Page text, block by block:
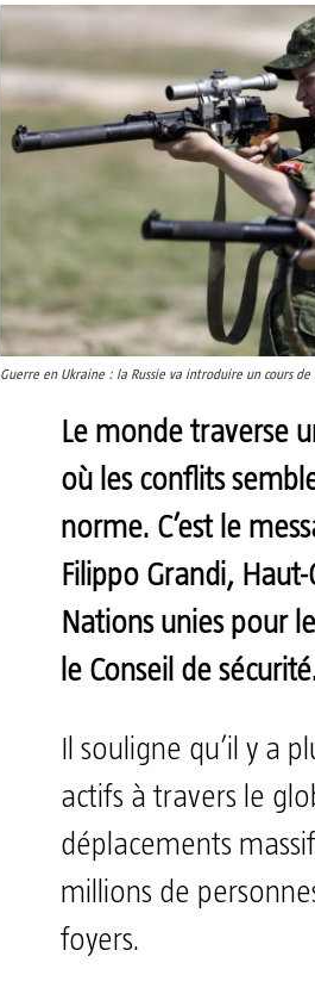
Guerre en Ukraine : la Russie va introduire un cours
Le monde traverse
où les conflits
norme. C’est le
Filippo Grandi,
Nations unies pour
le Conseil de
Il souligne qu’il y a
actifs à travers le
déplacements
millions de
foyers.